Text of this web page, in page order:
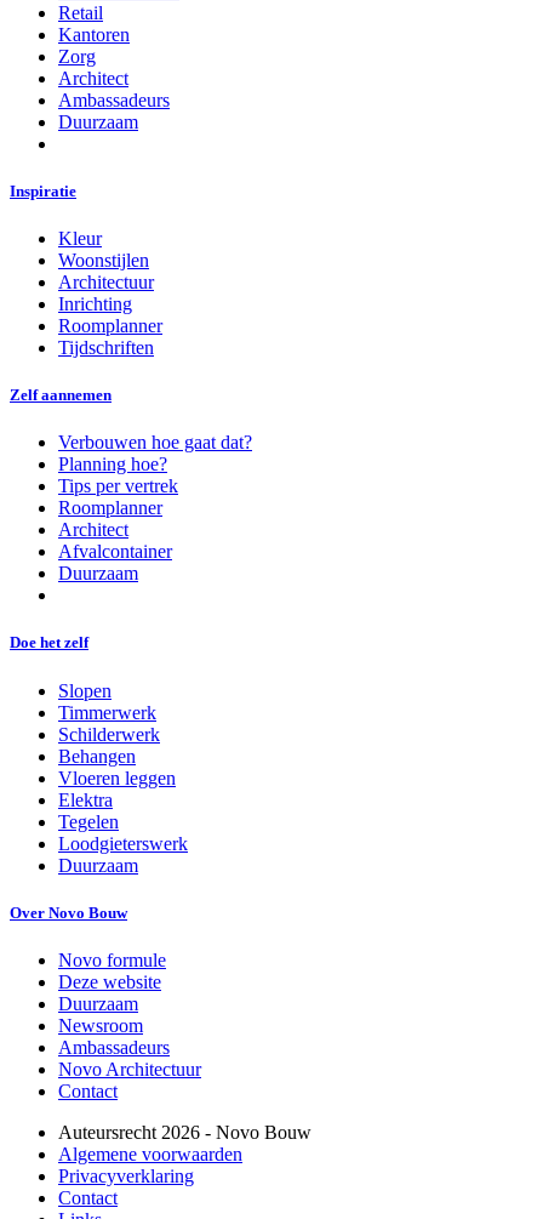
Retail
Kantoren
Zorg
Architect
Ambassadeurs
Duurzaam
Inspiratie
Kleur
Woonstijlen
Architectuur
Inrichting
Roomplanner
Tijdschriften
Zelf aannemen
Verbouwen hoe gaat dat?
Planning hoe?
Tips per vertrek
Roomplanner
Architect
Afvalcontainer
Duurzaam
Doe het zelf
Slopen
Timmerwerk
Schilderwerk
Behangen
Vloeren leggen
Elektra
Tegelen
Loodgieterswerk
Duurzaam
Over Novo Bouw
Novo formule
Deze website
Duurzaam
Newsroom
Ambassadeurs
Novo Architectuur
Contact
Auteursrecht 2026 - Novo Bouw
Algemene voorwaarden
Privacyverklaring
Contact